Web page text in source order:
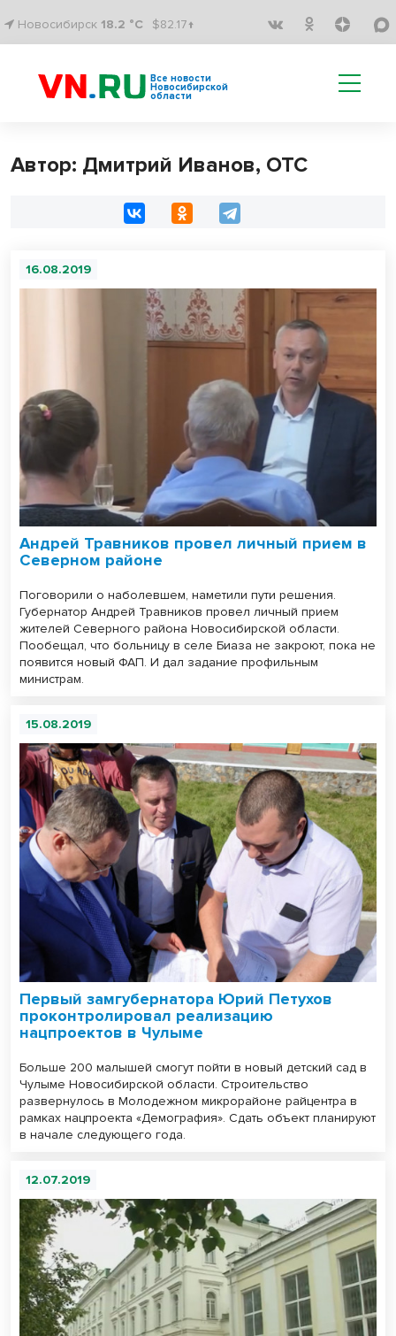
Новосибирск 18.2 °C $82.17↑
Все новости
Новосибирской
области
Автор: Дмитрий Иванов, ОТС
16.08.2019
Андрей Травников провел личный прием в
Северном районе
Поговорили о наболевшем, наметили пути решения.
Губернатор Андрей Травников провел личный прием
жителей Северного района Новосибирской области.
Пообещал, что больницу в селе Биаза не закроют, пока не
появится новый ФАП. И дал задание профильным
министрам.
15.08.2019
Первый замгубернатора Юрий Петухов
проконтролировал реализацию
нацпроектов в Чулыме
Больше 200 малышей смогут пойти в новый детский сад в
Чулыме Новосибирской области. Строительство
развернулось в Молодежном микрорайоне райцентра в
рамках нацпроекта «Демография». Сдать объект планируют
в начале следующего года.
12.07.2019